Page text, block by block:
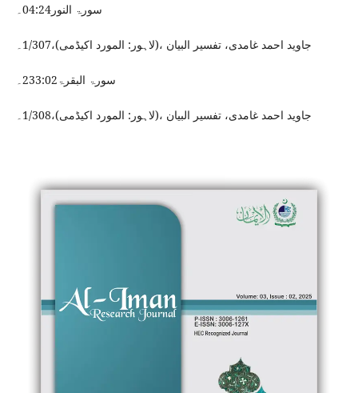
سورۃ النور04:24۔
جاوید احمد غامدی، تفسیر البیان ،(لاہور: المورد اکیڈمی)،1/307۔
سورۃ البقرۃ233:02۔
جاوید احمد غامدی، تفسیر البیان ،(لاہور: المورد اکیڈمی)،1/308۔